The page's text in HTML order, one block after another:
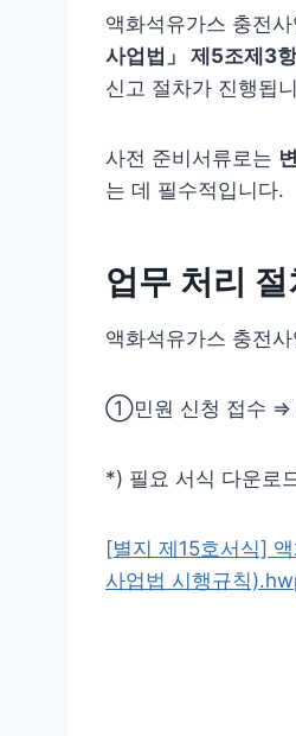
액화석유가스 충전
사업법」 제5조제3
신고 절차가 진행됩
사전 준비서류로는
는 데 필수적입니다.
업무 처리
액화석유가스 충전
①민원 신청 접수
*) 필요 서식 다운로
[별지 제15호서식]
사업법 시행규칙